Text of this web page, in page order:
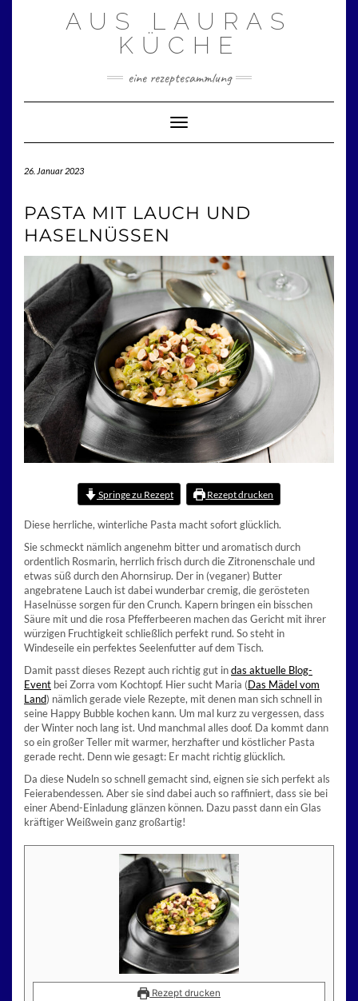
AUS LAURAS
KÜCHE
eine rezeptesammlung
Toggle Navigation
26. Januar 2023
PASTA MIT LAUCH UND
HASELNÜSSEN
Springe zu Rezept Rezept drucken
Diese herrliche, winterliche Pasta macht sofort glücklich.
Sie schmeckt nämlich angenehm bitter und aromatisch durch
ordentlich Rosmarin, herrlich frisch durch die Zitronenschale und
etwas süß durch den Ahornsirup. Der in (veganer) Butter
angebratene Lauch ist dabei wunderbar cremig, die gerösteten
Haselnüsse sorgen für den Crunch. Kapern bringen ein bisschen
Säure mit und die rosa Pfefferbeeren machen das Gericht mit ihrer
würzigen Fruchtigkeit schließlich perfekt rund. So steht in
Windeseile ein perfektes Seelenfutter auf dem Tisch.
Damit passt dieses Rezept auch richtig gut indas aktuelle Blog-
Event bei Zorra vom Kochtopf. Hier sucht Maria (Das Mädel vom
Land) nämlich gerade viele Rezepte, mit denen man sich schnell in
seine Happy Bubble kochen kann. Um mal kurz zu vergessen, dass
der Winter noch lang ist. Und manchmal alles doof. Da kommt dann
so ein großer Teller mit warmer, herzhafter und köstlicher Pasta
gerade recht. Denn wie gesagt: Er macht richtig glücklich.
Da diese Nudeln so schnell gemacht sind, eignen sie sich perfekt als
Feierabendessen. Aber sie sind dabei auch so raffiniert, dass sie bei
einer Abend-Einladung glänzen können. Dazu passt dann ein Glas
kräftiger Weißwein ganz großartig!
Rezept drucken